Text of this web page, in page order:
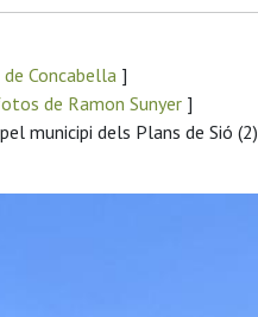
Concabella ]
de Ramon Sunyer ]
municipi dels Plans de Sió (2)